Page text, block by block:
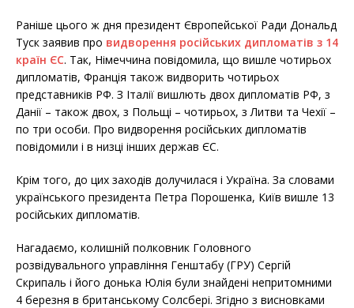
Раніше цього ж дня президент Європейської Ради Дональд
Туск заявив про видворення російських дипломатів з 14
країн ЄС. Так, Німеччина повідомила, що вишле чотирьох
дипломатів, Франція також видворить чотирьох
представників РФ. З Італії вишлють двох дипломатів РФ, з
Данії – також двох, з Польщі – чотирьох, з Литви та Чехії –
по три особи. Про видворення російських дипломатів
повідомили і в низці інших держав ЄС.
Крім того, до цих заходів долучилася і Україна. За словами
українського президента Петра Порошенка, Київ вишле 13
російських дипломатів.
Нагадаємо, колишній полковник Головного
розвідувального управління Генштабу (ГРУ) Сергій
Скрипаль і його донька Юлія були знайдені непритомними
4 березня в британському Солсбері. Згідно з висновками